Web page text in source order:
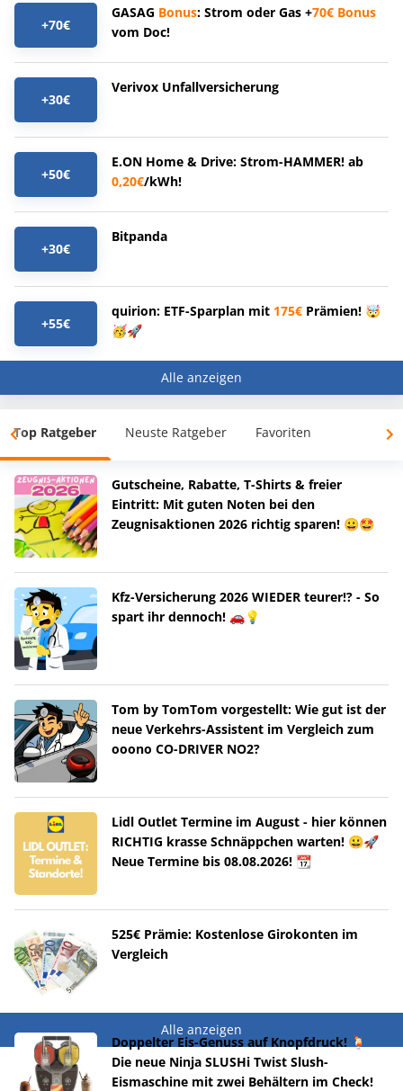
+70€
GASAG Bonus: Strom oder Gas +70€ Bonus
vom Doc!
+30€
Verivox Unfallversicherung
+50€
E.ON Home & Drive: Strom-HAMMER! ab
0,20€/kWh!
+30€
Bitpanda
+55€
quirion: ETF-Sparplan mit 175€ Prämien! 🤯
🥳🚀
Alle anzeigen
Top Ratgeber Neuste Ratgeber Favoriten
Gutscheine, Rabatte, T-Shirts & freier
Eintritt: Mit guten Noten bei den
Zeugnisaktionen 2026 richtig sparen! 😀🤩
Kfz-Versicherung 2026 WIEDER teurer!? - So
spart ihr dennoch! 🚗💡
Tom by TomTom vorgestellt: Wie gut ist der
neue Verkehrs-Assistent im Vergleich zum
ooono CO-DRIVER NO2?
Lidl Outlet Termine im August - hier können
RICHTIG krasse Schnäppchen warten! 😀🚀
Neue Termine bis 08.08.2026! 📆
525€ Prämie: Kostenlose Girokonten im
Vergleich
Alle anzeigen
Doppelter Eis-Genuss auf Knopfdruck! 🍹
Die neue Ninja SLUSHi Twist Slush-
Eismaschine mit zwei Behältern im Check!